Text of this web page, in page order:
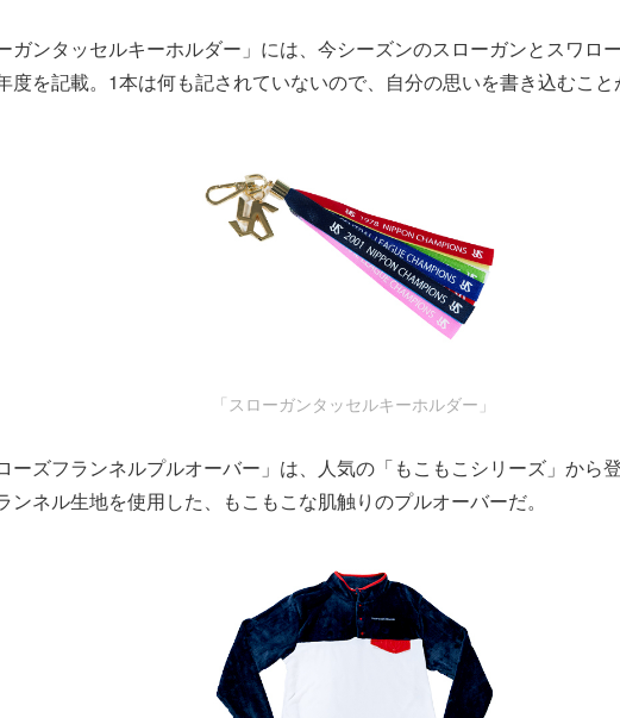
ガンタッセルキーホルダー」には、今シーズンのスローガンとスワロ
度を記載。1本は何も記されていないので、自分の思いを書き込むこと
「スローガンタッセルキーホルダー」
ーズフランネルプルオーバー」は、人気の「もこもこシリーズ」から
ンネル生地を使用した、もこもこな肌触りのプルオーバーだ。